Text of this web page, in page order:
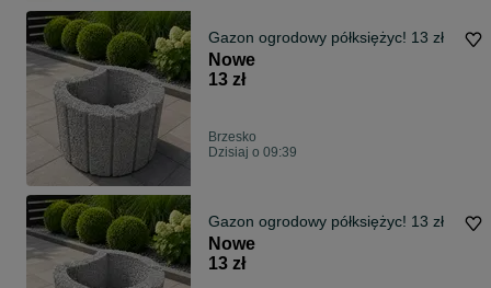
Gazon ogrodowy półksiężyc! 13 zł
Nowe
13 zł
Brzesko
Dzisiaj o 09:39
Gazon ogrodowy półksiężyc! 13 zł
Nowe
13 zł